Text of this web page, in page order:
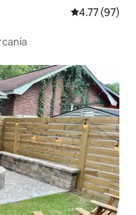
Calificación
4.77 (97)